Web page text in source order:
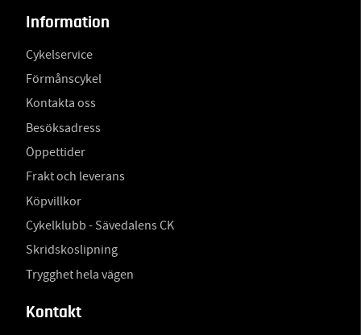
Information
Cykelservice
Förmånscykel
Kontakta oss
Besöksadress
Öppettider
Frakt och leverans
Köpvillkor
Cykelklubb - Sävedalens CK
Skridskoslipning
Trygghet hela vägen
Kontakt